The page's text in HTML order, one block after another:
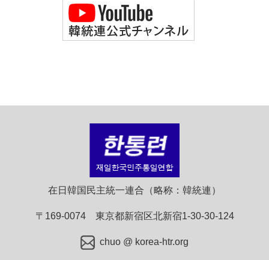
在日韓国民主統一連合（略称：韓統連）
〒169-0074 東京都新宿区北新宿1-30-30-124
chuo @ korea-htr.org